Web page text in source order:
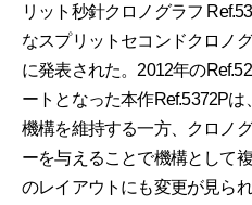
リット秒針クロノグラフ
なスプリットセコンドクロノ
に発表された。2012年の
ートとなった本作Ref.5372P
機構を維持する一方、クロノ
ーを与えることで機構として
のレイアウトにも変更が見ら